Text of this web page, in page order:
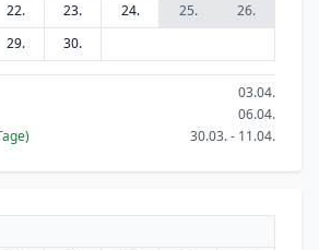
22. 23. 24. 25.
26.
29. 30.
03.04.
06.04.
30.03. - 11.04.